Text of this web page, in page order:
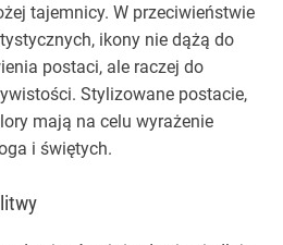
tajemnicy. W przeciwieństwie
ikony nie dążą do
postaci, ale raczej do
Stylizowane postacie,
mają na celu wyrażenie
i świętych.